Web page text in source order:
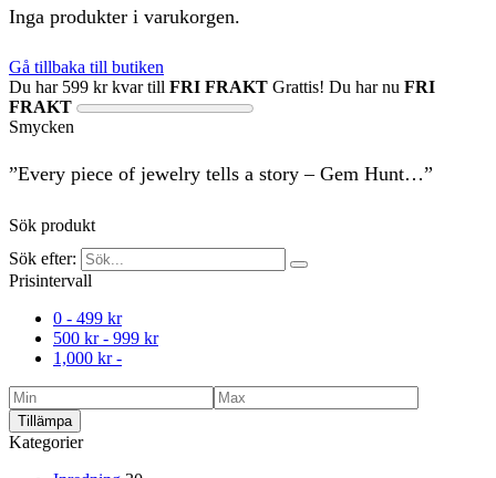
Inga produkter i varukorgen.
Gå tillbaka till butiken
Du har 599 krkvar till FRI FRAKT Grattis! Du har nu FRI
FRAKT
Smycken
”Every piece of jewelry tells a story – Gem Hunt…”
Sök produkt
Sök efter:
Prisintervall
0 - 499 kr
500 kr- 999 kr
1,000 kr-
Tillämpa
Kategorier